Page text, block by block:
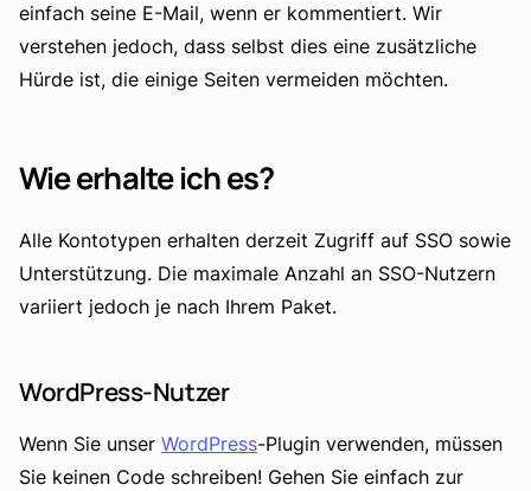
einfach seine E-Mail, wenn er kommentiert. Wir
verstehen jedoch, dass selbst dies eine zusätzliche
Hürde ist, die einige Seiten vermeiden möchten.
Wie erhalte ich es?
Alle Kontotypen erhalten derzeit Zugriff auf SSO sowie
Unterstützung. Die maximale Anzahl an SSO-Nutzern
variiert jedoch je nach Ihrem Paket.
WordPress-Nutzer
Wenn Sie unser WordPress-Plugin verwenden, müssen
Sie keinen Code schreiben! Gehen Sie einfach zur